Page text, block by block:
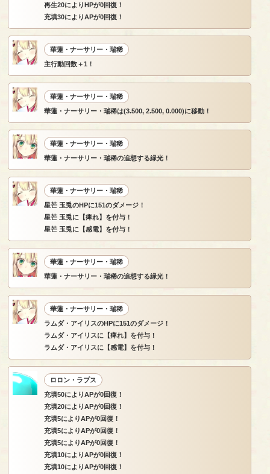
再生20によりHPが0回復！
充填30によりAPが0回復！
華蓮・ナーサリー・瑞稀
主行動回数＋1！
華蓮・ナーサリー・瑞稀
華蓮・ナーサリー・瑞稀は(3.500, 2.500, 0.000)に移動！
華蓮・ナーサリー・瑞稀
華蓮・ナーサリー・瑞稀の追想する緑光！
華蓮・ナーサリー・瑞稀
星芒 玉兎のHPに151のダメージ！
星芒 玉兎に【痺れ】を付与！
星芒 玉兎に【感電】を付与！
華蓮・ナーサリー・瑞稀
華蓮・ナーサリー・瑞稀の追想する緑光！
華蓮・ナーサリー・瑞稀
ラムダ・アイリスのHPに151のダメージ！
ラムダ・アイリスに【痺れ】を付与！
ラムダ・アイリスに【感電】を付与！
ロロン・ラプス
充填50によりAPが0回復！
充填20によりAPが0回復！
充填5によりAPが0回復！
充填5によりAPが0回復！
充填5によりAPが0回復！
充填10によりAPが0回復！
充填10によりAPが0回復！